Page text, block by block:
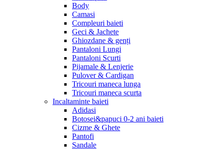
Body
Camasi
Compleuri baieti
Geci & Jachete
Ghiozdane & genți
Pantaloni Lungi
Pantaloni Scurti
Pijamale & Lenjerie
Pulover & Cardigan
Tricouri maneca lunga
Tricouri maneca scurta
Incaltaminte baieti
Adidasi
Botosei&papuci 0-2 ani baieti
Cizme & Ghete
Pantofi
Sandale